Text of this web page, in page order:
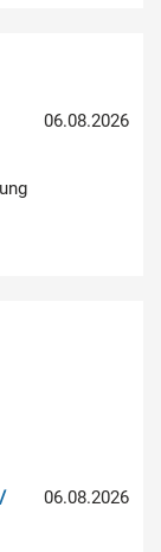
06.08.2026
06.08.2026